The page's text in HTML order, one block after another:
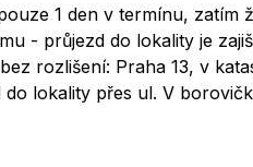
1 den v termínu,
- průjezd do lokality je
rozlišení: Praha 13, v
lokality přes ul. V